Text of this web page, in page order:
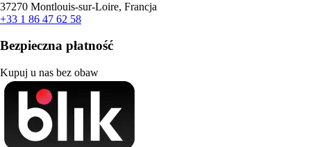
37270 Montlouis-sur-Loire, Francja
+33 1 86 47 62 58
Bezpieczna płatność
Kupuj u nas bez obaw